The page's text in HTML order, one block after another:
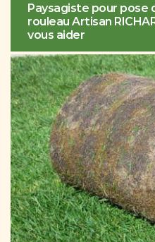
Paysagiste pour pose
rouleau Artisan
vous aider